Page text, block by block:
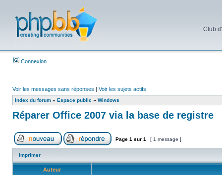
Club
Connexion
Voir les messages sans réponses | Voir les sujets actifs
Index du forum » Espace public » Windows
Réparer Office 2007 via la base de registre
Page 1 sur 1 [ 1 message ]
Imprimer
Auteur